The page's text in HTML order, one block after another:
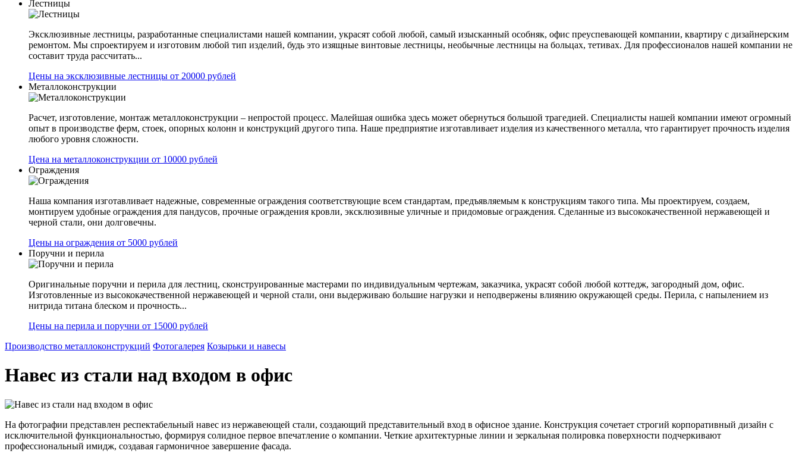
Лестницы
Эксклюзивные лестницы, разработанные специалистами нашей компании, украсят собой любой, самый изысканный особняк, офис преуспевающей компании, квартиру с дизайнерским
ремонтом. Мы спроектируем и изготовим любой тип изделий, будь это изящные винтовые лестницы, необычные лестницы на больцах, тетивах. Для профессионалов нашей компании не
составит труда рассчитать...
Цены на эксклюзивные лестницы от 20000 рублей
Металлоконструкции
Расчет, изготовление, монтаж металлоконструкции – непростой процесс. Малейшая ошибка здесь может обернуться большой трагедией. Специалисты нашей компании имеют огромный
опыт в производстве ферм, стоек, опорных колонн и конструкций другого типа. Наше предприятие изготавливает изделия из качественного металла, что гарантирует прочность изделия
любого уровня сложности.
Цена на металлоконструкции от 10000 рублей
Ограждения
Наша компания изготавливает надежные, современные ограждения соответствующие всем стандартам, предъявляемым к конструкциям такого типа. Мы проектируем, создаем,
монтируем удобные ограждения для пандусов, прочные ограждения кровли, эксклюзивные уличные и придомовые ограждения. Сделанные из высококачественной нержавеющей и
черной стали, они долговечны.
Цены на ограждения от 5000 рублей
Поручни и перила
Оригинальные поручни и перила для лестниц, сконструированные мастерами по индивидуальным чертежам, заказчика, украсят собой любой коттедж, загородный дом, офис.
Изготовленные из высококачественной нержавеющей и черной стали, они выдерживаю большие нагрузки и неподвержены влиянию окружающей среды. Перила, с напылением из
нитрида титана блеском и прочность...
Цены на перила и поручни от 15000 рублей
Производство металлоконструкций Фотогалерея Козырьки и навесы
Навес из стали над входом в офис
На фотографии представлен респектабельный навес из нержавеющей стали, создающий представительный вход в офисное здание. Конструкция сочетает строгий корпоративный дизайн с
исключительной функциональностью, формируя солидное первое впечатление о компании. Четкие архитектурные линии и зеркальная полировка поверхности подчеркивают
профессиональный имидж, создавая гармоничное завершение фасада.